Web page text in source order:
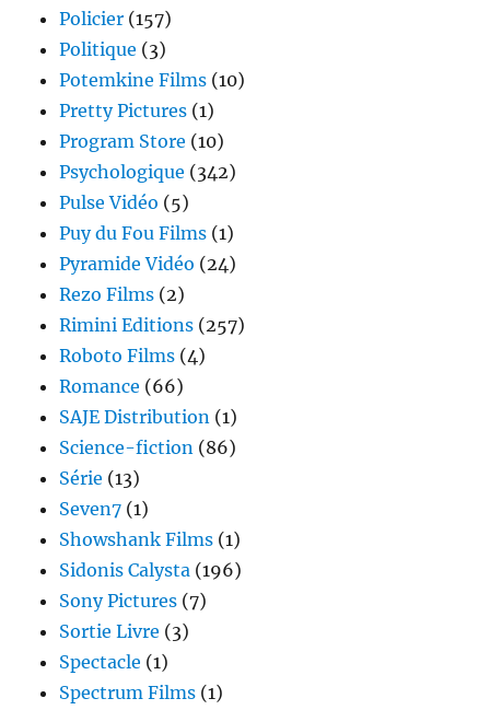
Policier (157)
Politique (3)
Potemkine Films (10)
Pretty Pictures (1)
Program Store (10)
Psychologique (342)
Pulse Vidéo (5)
Puy du Fou Films (1)
Pyramide Vidéo (24)
Rezo Films (2)
Rimini Editions (257)
Roboto Films (4)
Romance (66)
SAJE Distribution (1)
Science-fiction (86)
Série (13)
Seven7 (1)
Showshank Films (1)
Sidonis Calysta (196)
Sony Pictures (7)
Sortie Livre (3)
Spectacle (1)
Spectrum Films (1)